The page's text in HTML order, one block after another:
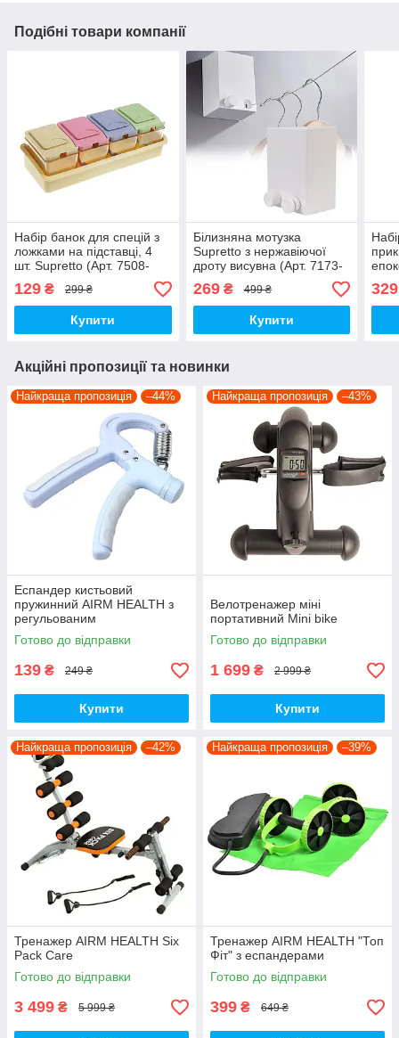
Подібні товари компанії
Набір банок для спецій з
ложками на підставці, 4
шт. Supretto (Арт. 7508-
129 ₴ 299 ₴
Купити
Білизняна мотузка
Supretto з нержавіючої
дроту висувна (Арт. 7173-
269₴ 499 ₴
Купити
329
Акційні пропозиції та новинки
Найкраща пропозиція –44%
Еспандер кистьовий
пружинний AIRM HEALTH з
регульованим
навантаженням (7953)
Готово до відправки
139 ₴ 249 ₴
Купити
Найкраща пропозиція –43%
Велотренажер міні
портативний Mini bike
Готово до відправки
1 699 ₴ 2 999 ₴
Купити
Найкраща пропозиція –42%
Тренажер AIRM HEALTH Six
Pack Care
Готово до відправки
3 499 ₴ 5 999 ₴
Найкраща пропозиція –39%
Тренажер AIRM HEALTH "Топ
Фіт" з еспандерами
Готово до відправки
399 ₴ 649 ₴